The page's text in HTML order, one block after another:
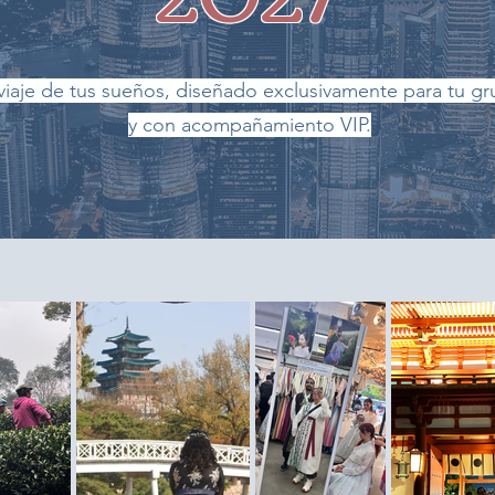
de tus sueños, diseñado exclusivamente para tu
y con acompañamiento VIP.